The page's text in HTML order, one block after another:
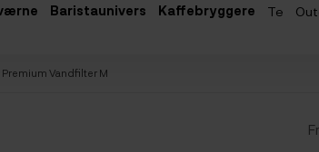
Baristaunivers Kaffebryggere Te
Premium Vandfilter M